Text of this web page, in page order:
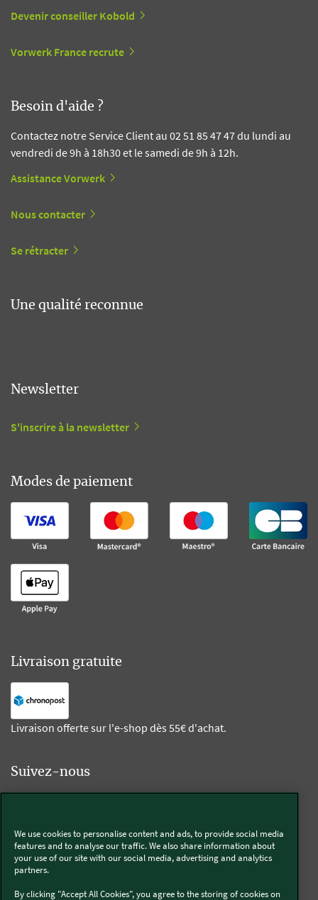
Devenir conseiller Kobold
Vorwerk France recrute
Besoin d'aide ?
Contactez notre Service Client au 02 51 85 47 47 du lundi au
vendredi de 9h à 18h30 et le samedi de 9h à 12h.
Assistance Vorwerk
Nous contacter
Se rétracter
Une qualité reconnue
Newsletter
S'inscrire à la newsletter
Modes de paiement
Livraison gratuite
Livraison offerte sur l'e-shop dès 55€ d'achat.
Suivez-nous
Thermomix®
We use cookies to personalise content and ads, to provide social media
features and to analyse our traffic. We also share information about
your use of our site with our social media, advertising and analytics
partners.
By clicking "Accept All Cookies", you agree to the storing of cookies on